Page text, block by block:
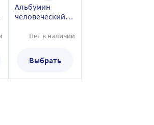
несовместимость
человеческий нельзя смешивать с
препаратами (кроме
и дозы»), цельной кровью и
с белковыми гидролизатами, в
Альбумин
человеческий
флакон раствор
Нет в наличии
Выбрать